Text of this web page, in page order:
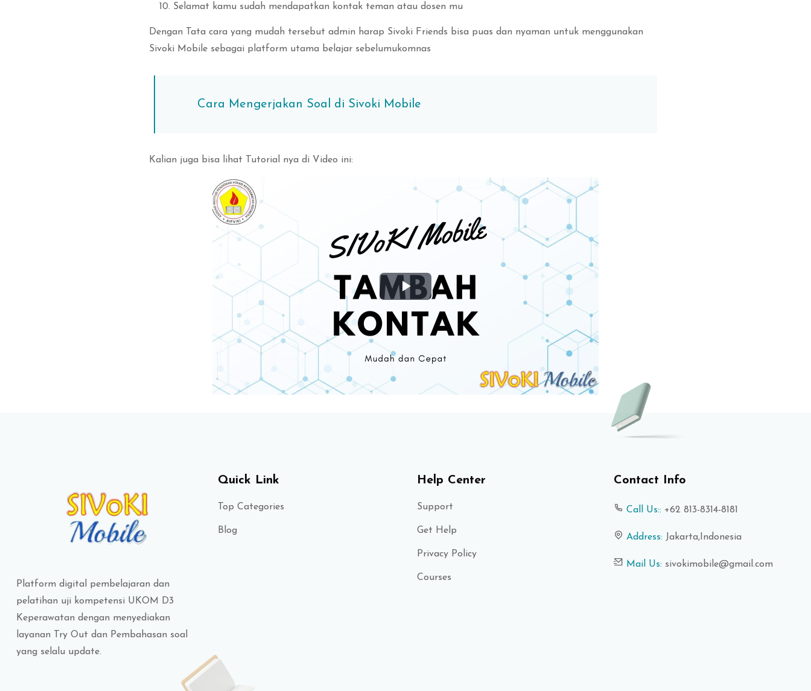
Selamat kamu sudah mendapatkan kontak teman atau dosen mu
Dengan Tata cara yang mudah tersebut admin harap Sivoki Friends bisa puas dan nyaman untuk menggunakan
Sivoki Mobile sebagai platform utama belajar sebelumukomnas
Cara Mengerjakan Soal di Sivoki Mobile
Kalian juga bisa lihat Tutorial nya di Video ini:
Play
Video
Platform digital pembelajaran dan
pelatihan uji kompetensi UKOM D3
Keperawatan dengan menyediakan
layanan Try Out dan Pembahasan soal
yang selalu update.
Quick Link
Top Categories
Blog
Help Center
Support
Get Help
Privacy Policy
Courses
Contact Info
Call Us:: +62 813-8314-8181
Address: Jakarta,Indonesia
Mail Us: sivokimobile@gmail.com